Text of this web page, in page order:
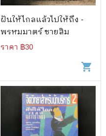
ฝันให้ไกลแล้วไปให้ถึง -
พรหมมาตร์ ชายสิม
ราคา ฿30
shopping_cart